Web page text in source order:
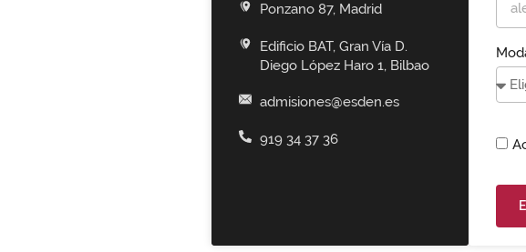
Ponzano 87, Madrid
Edificio BAT, Gran Vía D.
Diego López Haro 1, Bilbao
admisiones@esden.es
919 34 37 36